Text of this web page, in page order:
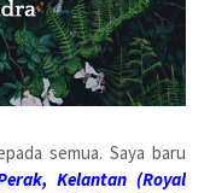
semua. Saya baru
Kelantan (Royal